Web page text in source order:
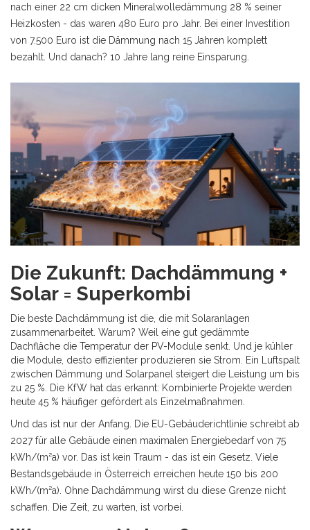
nach einer 22 cm dicken Mineralwolledämmung 28 % seiner
Heizkosten - das waren 480 Euro pro Jahr. Bei einer Investition
von 7.500 Euro ist die Dämmung nach 15 Jahren komplett
bezahlt. Und danach? 10 Jahre lang reine Einsparung.
Die Zukunft: Dachdämmung +
Solar = Superkombi
Die beste Dachdämmung ist die, die mit Solaranlagen
zusammenarbeitet. Warum? Weil eine gut gedämmte
Dachfläche die Temperatur der PV-Module senkt. Und je kühler
die Module, desto effizienter produzieren sie Strom. Ein Luftspalt
zwischen Dämmung und Solarpanel steigert die Leistung um bis
zu 25 %. Die KfW hat das erkannt: Kombinierte Projekte werden
heute 45 % häufiger gefördert als Einzelmaßnahmen.
Und das ist nur der Anfang. Die EU-Gebäuderichtlinie schreibt ab
2027 für alle Gebäude einen maximalen Energiebedarf von 75
kWh/(m²a) vor. Das ist kein Traum - das ist ein Gesetz. Viele
Bestandsgebäude in Österreich erreichen heute 150 bis 200
kWh/(m²a). Ohne Dachdämmung wirst du diese Grenze nicht
schaffen. Die Zeit, zu warten, ist vorbei.